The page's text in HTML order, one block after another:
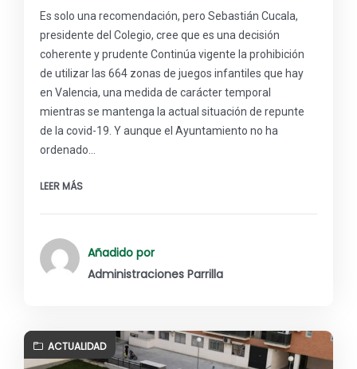
Es solo una recomendación, pero Sebastián Cucala,
presidente del Colegio, cree que es una decisión
coherente y prudente Continúa vigente la prohibición
de utilizar las 664 zonas de juegos infantiles que hay
en Valencia, una medida de carácter temporal
mientras se mantenga la actual situación de repunte
de la covid-19. Y aunque el Ayuntamiento no ha
ordenado…
LEER MÁS
Añadido por
Administraciones Parrilla
ACTUALIDAD